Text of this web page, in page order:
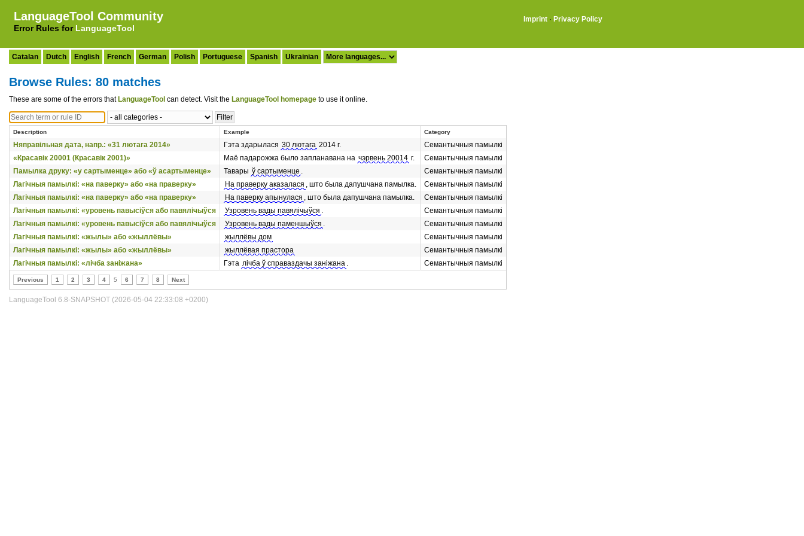
LanguageTool Community
Error Rules for LanguageTool
Imprint · Privacy Policy
Catalan Dutch English French German Polish Portuguese Spanish Ukrainian
Browse Rules: 80 matches
These are some of the errors that LanguageTool can detect. Visit the LanguageTool homepage to use it online.
Description Example Category
Няправільная дата, напр.: «31 лютага 2014» Гэта здарылася 30 лютага 2014 г.
Семантычныя памылкі
«Красавік 20001 (Красавік 2001)»
Маё падарожжа было запланавана на чэрвень 20014 г.
Семантычныя памылкі
Памылка друку: «у сартыменце» або «ў асартыменце»
Тавары ў сартыменце .
Семантычныя памылкі
Лагічныя памылкі: «на паверку» або «на праверку»
На праверку аказалася , што была дапушчана памылка.
Семантычныя памылкі
Лагічныя памылкі: «на паверку» або «на праверку»
На паверку апынулася , што была дапушчана памылка.
Семантычныя памылкі
Лагічныя памылкі: «уровень павысіўся або павялічыўся
Узровень вады павялічыўся .
Семантычныя памылкі
Лагічныя памылкі: «уровень павысіўся або павялічыўся
Узровень вады паменшыўся .
Семантычныя памылкі
Лагічныя памылкі: «жылы» або «жыллёвы»
жыллёвы дом
Семантычныя памылкі
Лагічныя памылкі: «жылы» або «жыллёвы»
жыллёвая прастора
Семантычныя памылкі
Лагічныя памылкі: «лічба заніжана»
Гэта лічба ў справаздачы заніжана . Семантычныя памылкі
Previous 1 2 3 4 5 6 7 8 Next
LanguageTool 6.8-SNAPSHOT (2026-05-04 22:33:08 +0200)